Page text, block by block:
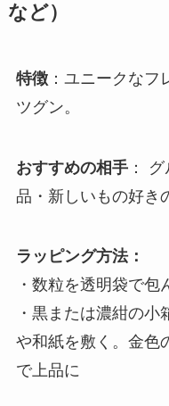
など）
特徴：ユニークなフ
ツグン。
おすすめの相手： グ
品・新しいもの好き
ラッピング方法：
・数粒を透明袋で
・黒または濃紺の
や和紙を敷く。金色
で上品に